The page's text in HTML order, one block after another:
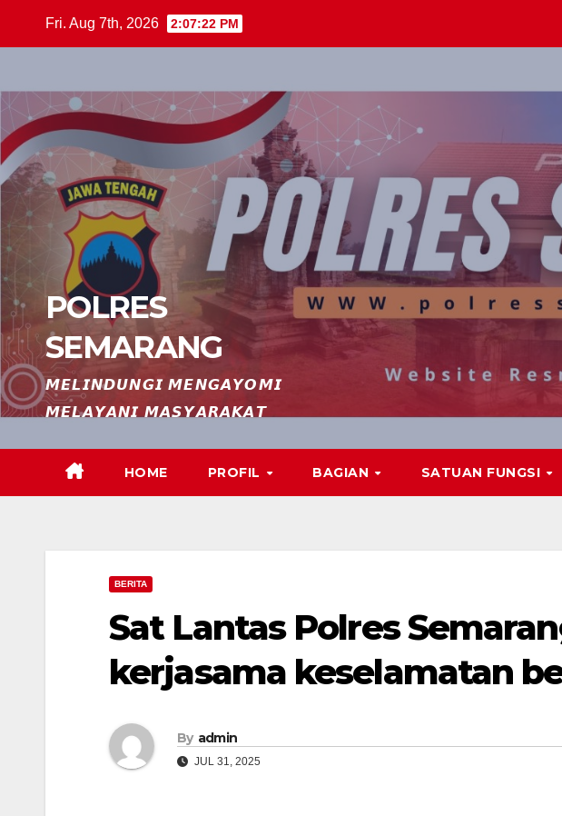
Fri. Aug 7th, 2026 2:07:23 PM
POLRES
SEMARANG
𝙈𝙀𝙇𝙄𝙉𝘿𝙐𝙉𝙂𝙄 𝙈𝙀𝙉𝙂𝘼𝙔𝙊𝙈𝙄
𝙈𝙀𝙇𝘼𝙔𝘼𝙉𝙄 𝙈𝘼𝙎𝙔𝘼𝙍𝘼𝙆𝘼𝙏
HOME PROFIL BAGIAN SATUAN FUNGSI
BERITA
Sat Lantas Polres
kerjasama keselamatan
By admin
JUL 31, 2025